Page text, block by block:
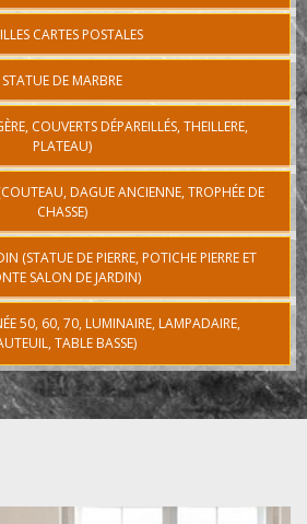
CARTES POSTALES
STATUE DE MARBRE
COUVERTS DÉPAREILLÉS, THEILLERE,
PLATEAU)
DAGUE ANCIENNE, TROPHÉE DE
CHASSE)
(STATUE DE PIERRE, POTICHE PIERRE ET
SALON DE JARDIN)
50, 60, 70, LUMINAIRE, LAMPADAIRE,
TABLE BASSE)